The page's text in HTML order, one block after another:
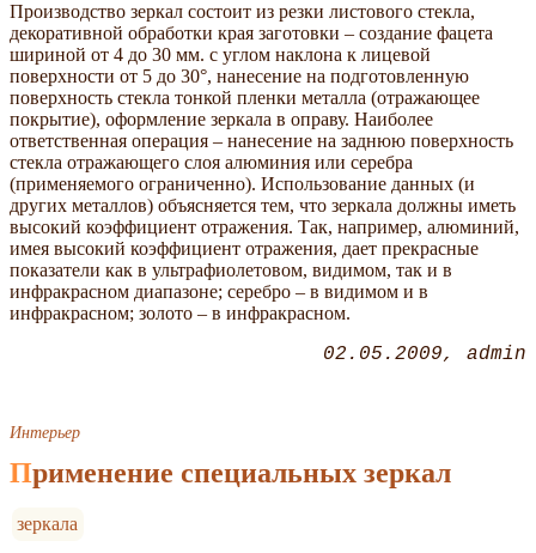
Производство зеркал состоит из резки листового стекла,
декоративной обработки края заготовки – создание фацета
шириной от 4 до 30 мм. с углом наклона к лицевой
поверхности от 5 до 30°, нанесение на подготовленную
поверхность стекла тонкой пленки металла (отражающее
покрытие), оформление зеркала в оправу. Наиболее
ответственная операция – нанесение на заднюю поверхность
стекла отражающего слоя алюминия или серебра
(применяемого ограниченно). Использование данных (и
других металлов) объясняется тем, что зеркала должны иметь
высокий коэффициент отражения. Так, например, алюминий,
имея высокий коэффициент отражения, дает прекрасные
показатели как в ультрафиолетовом, видимом, так и в
инфракрасном диапазоне; серебро – в видимом и в
инфракрасном; золото – в инфракрасном.
02.05.2009 admin
Интерьер
Применение специальных зеркал
зеркала